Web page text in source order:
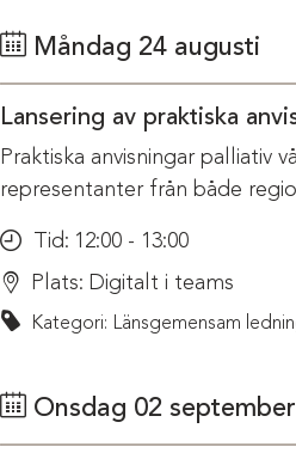
Måndag 24 augusti
Lansering av praktiska
Praktiska anvisningar palliativ
representanter från både
Tid: 12:00 - 13:00
Plats: Digitalt i teams
Kategori: Länsgemensam
Onsdag 02 september